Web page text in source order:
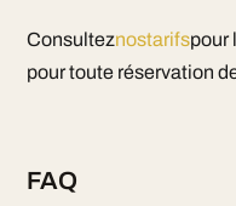
Consulteznostarifspour
pour toute réservation
FAQ